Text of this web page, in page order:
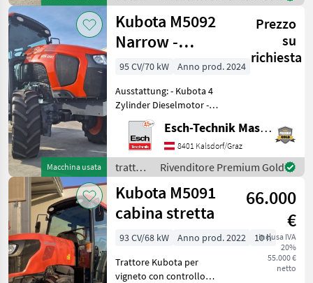
E Viticoltura
Kubota
SCEGLI
CATEGORIA
Kubota
Antonio Carraro
New Holland
Same
Deutz
Landini
Schnellkuppler -
/
Kubota
Macchina usata
Kubota M5092
Narrow -
Schmalspurtraktor
Prezzo
su
richiesta
95 CV/70 kW
Anno prod. 2024
Ausstattung: - Kubota 4
Zylinder Dieselmotor -
Powershuttle, 36/36
inklusive 2 Lastschaltstufen
- Luftsitz - Klimaanlage -
Parkbremse - 4dw
Steuergeräte hint
Esch-Technik Maschinenhandels GmbH, Vertriebszentrum Süd
8401 Kalsdorf/Graz
trattori
/
Kubota
Rivenditore Premium Gold
Kubota M5091
cabina stretta
66.000
€
inclusa IVA
20%
55.000 €
netto
93 CV/68 kW Anno prod. 2022
10 h
Trattore Kubota per
vigneto con controllo